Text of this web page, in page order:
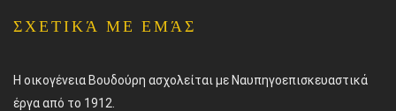
ΣΧΕΤΙΚΆ ΜΕ ΕΜΆΣ
Η οικογένεια Βουδούρη ασχολείται με Ναυπηγοεπισκευαστικά
έργα από το 1912.